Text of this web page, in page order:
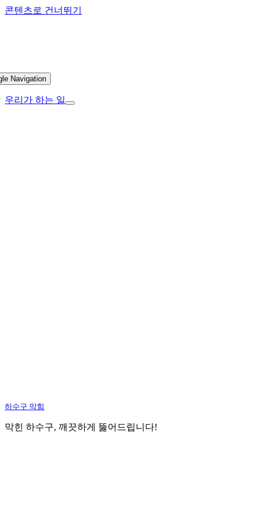
콘텐츠로 건너뛰기
Navigation
우리가 하는 일
하수구 막힘
막힌 하수구, 깨끗하게 뚫어드립니다!